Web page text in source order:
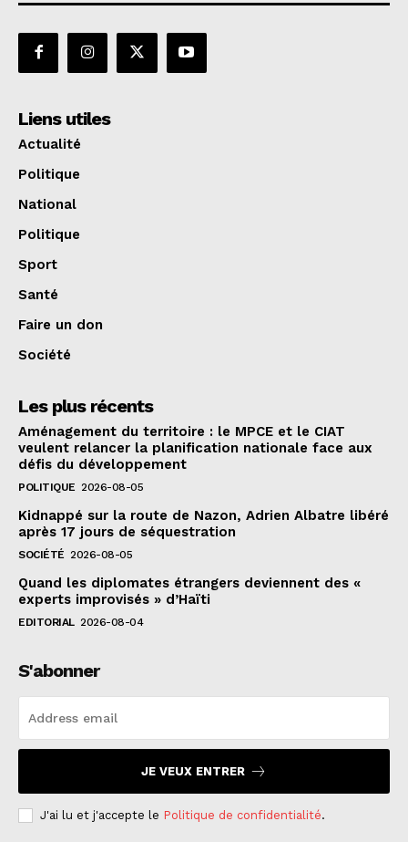
Liens utiles
Actualité
Politique
National
Politique
Sport
Santé
Faire un don
Société
Les plus récents
Aménagement du territoire : le MPCE et le CIAT
veulent relancer la planification nationale face aux
défis du développement
POLITIQUE 2026-08-05
Kidnappé sur la route de Nazon, Adrien Albatre libéré
après 17 jours de séquestration
SOCIÉTÉ 2026-08-05
Quand les diplomates étrangers deviennent des «
experts improvisés » d’Haïti
EDITORIAL 2026-08-04
S'abonner
JE VEUX ENTRER
J'ai lu et j'accepte le Politique de confidentialité.